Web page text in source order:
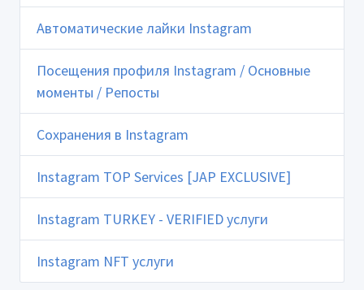
Автоматические лайки Instagram
Посещения профиля Instagram / Основные
моменты / Репосты
Сохранения в Instagram
Instagram TOP Services [JAP EXCLUSIVE]
Instagram TURKEY - VERIFIED услуги
Instagram NFT услуги